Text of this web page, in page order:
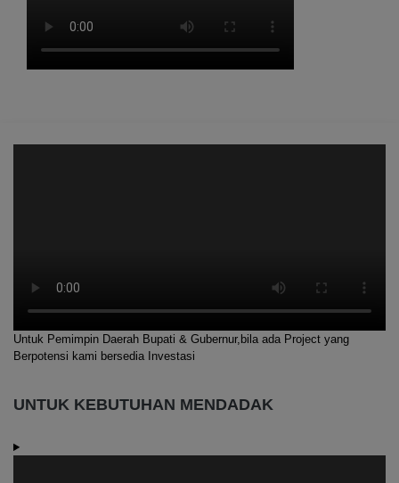
Untuk Pemimpin Daerah Bupati & Gubernur,bila ada Project yang
Berpotensi kami bersedia Investasi
UNTUK KEBUTUHAN MENDADAK